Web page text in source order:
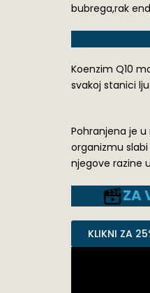
bubrega,rak
Koenzim Q10
svakoj stanici
Pohranjena je
organizmu
njegove razine
ZA
KLIKNI ZA